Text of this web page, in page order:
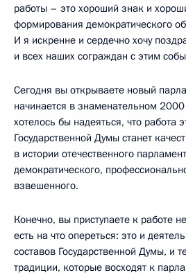
работы – это хороший знак и
формирования демократического
И я искренне и сердечно хочу
и всех наших сограждан с этим
Сегодня вы открываете новый
начинается в знаменательном
хотелось бы надеяться, что работа
Государственной Думы станет
в истории отечественного
демократического,
взвешенного.
Конечно, вы приступаете к работе
есть на что опереться: это и
составов Государственной Думы, и
традиции, которые восходят к